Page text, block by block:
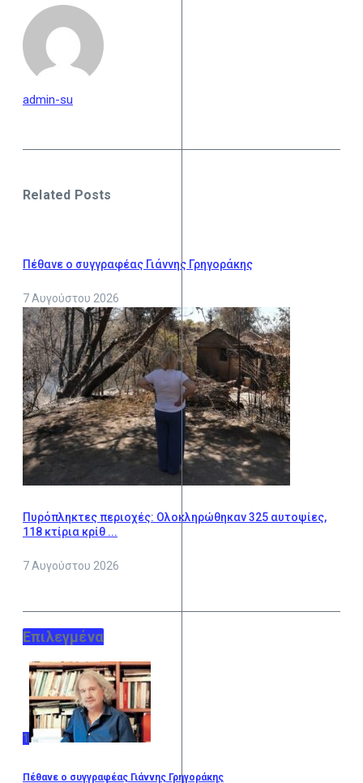
admin-su
Related Posts
Πέθανε ο συγγραφέας Γιάννης Γρηγοράκης
7 Αυγούστου 2026
Πυρόπληκτες περιοχές: Ολοκληρώθηκαν 325 αυτοψίες,
118 κτίρια κρίθ ...
7 Αυγούστου 2026
Επιλεγμένα
1
Πέθανε ο συγγραφέας Γιάννης Γρηγοράκης